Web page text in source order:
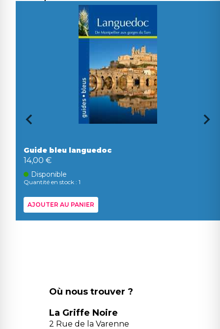
Guide bleu languedoc
14,00 €
Disponible
Quantité en stock : 1
AJOUTER AU PANIER
Où nous trouver ?
La Griffe Noire
2 Rue de la Varenne